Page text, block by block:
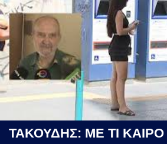
ΤΑΚΟΥΔΗΣ: ΜΕ ΤΙ